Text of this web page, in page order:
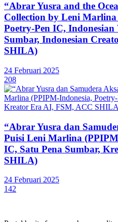
“Abrar Yusra and the
Collection by Leni
Poetry-Pen IC,
Sumbar, Indonesian
SHILA)
24 Februari 2025
208
“Abrar Yusra dan
Puisi Leni Marlina
IC, Satu Pena Sumbar,
SHILA)
24 Februari 2025
142